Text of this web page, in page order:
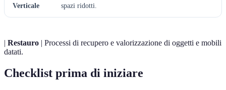
Verticale
spazi ridotti.
| Restauro | Processi di recupero e valorizzazione di oggetti e mobili
datati.
Checklist prima di iniziare